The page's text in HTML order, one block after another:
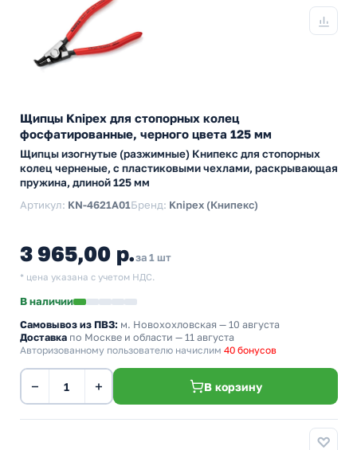
Щипцы Knipex для стопорных колец
фосфатированные, черного цвета 125 мм
Щипцы изогнутые (разжимные) Книпекс для стопорных
колец черненые, с пластиковыми чехлами, раскрывающая
пружина, длиной 125 мм
Артикул: KN-4621A01Бренд: Knipex (Книпекс)
3 965,00 р.за 1 шт
* цена указана с учетом НДС.
В наличии
Самовывоз из ПВЗ: м. Новохохловская — 10 августа
Доставка по Москве и области — 11 августа
Авторизованному пользователю начислим 40 бонусов
− + В корзину